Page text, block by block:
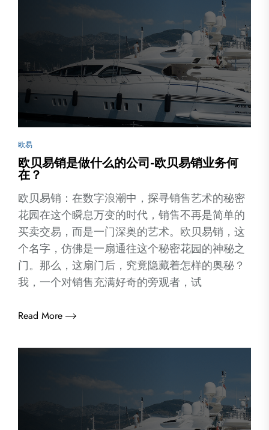
欧易
欧贝易销是做什么的公司-欧贝易销业务何
在？
欧贝易销：在数字浪潮中，探寻销售艺术的秘密
花园在这个瞬息万变的时代，销售不再是简单的
买卖交易，而是一门深奥的艺术。欧贝易销，这
个名字，仿佛是一扇通往这个秘密花园的神秘之
门。那么，这扇门后，究竟隐藏着怎样的奥秘？
我，一个对销售充满好奇的旁观者，试
Read More